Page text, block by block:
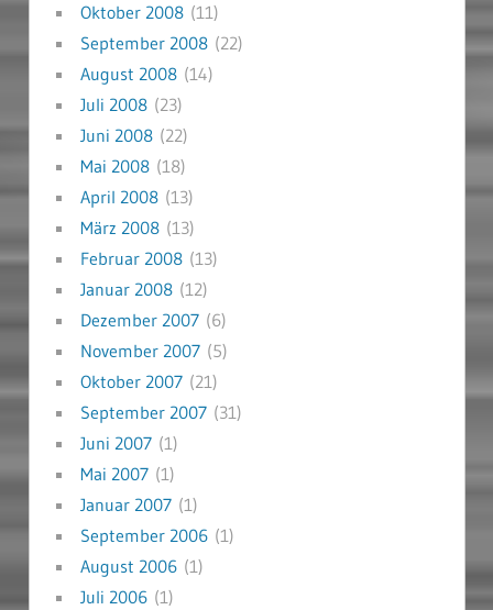
Oktober 2008(11)
September 2008(22)
August 2008(14)
Juli 2008(23)
Juni 2008(22)
Mai 2008(18)
April 2008(13)
März 2008(13)
Februar 2008(13)
Januar 2008(12)
Dezember 2007(6)
November 2007(5)
Oktober 2007(21)
September 2007(31)
Juni 2007(1)
Mai 2007(1)
Januar 2007(1)
September 2006(1)
August 2006(1)
Juli 2006(1)